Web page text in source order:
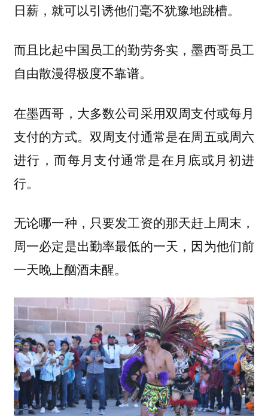
日薪，就可以引诱他们毫不犹豫地跳槽。
而且比起中国员工的勤劳务实，墨西哥员工
自由散漫得极度不靠谱。
在墨西哥，大多数公司采用双周支付或每月
支付的方式。双周支付通常是在周五或周六
进行，而每月支付通常是在月底或月初进
行。
无论哪一种，只要发工资的那天赶上周末，
周一必定是出勤率最低的一天，因为他们前
一天晚上酗酒未醒。